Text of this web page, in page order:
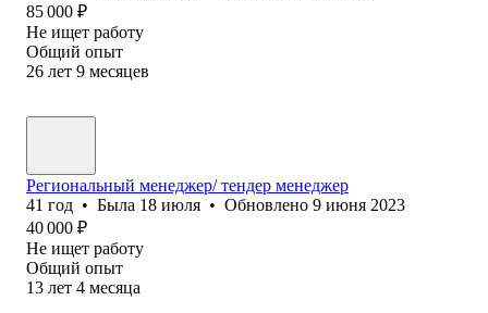
85 000 ₽
Не ищет работу
Общий опыт
26 лет 9 месяцев
Региональный менеджер/ тендер менеджер
41 год • Была 18 июля • Обновлено 9 июня 2023
40 000 ₽
Не ищет работу
Общий опыт
13 лет 4 месяца